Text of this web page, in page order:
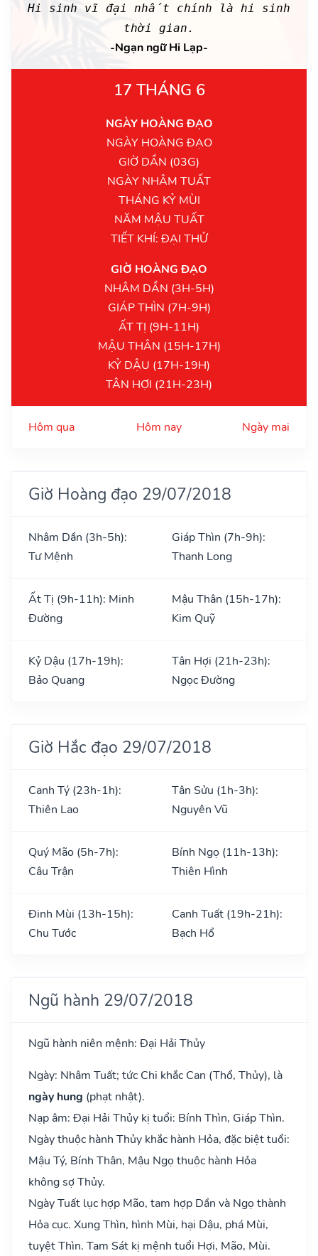
Hi sinh vĩ đại nhất chính là hi sinh
thời gian.
-Ngạn ngữ Hi Lạp-
17 THÁNG 6
NGÀY HOÀNG ĐẠO
NGÀY HOÀNG ĐẠO
GIỜ DẦN (03G)
NGÀY NHÂM TUẤT
THÁNG KỶ MÙI
NĂM MẬU TUẤT
TIẾT KHÍ: ĐẠI THỬ
GIỜ HOÀNG ĐẠO
NHÂM DẦN (3H-5H)
GIÁP THÌN (7H-9H)
ẤT TỊ (9H-11H)
MẬU THÂN (15H-17H)
KỶ DẬU (17H-19H)
TÂN HỢI (21H-23H)
Hôm qua Hôm nay Ngày mai
Giờ Hoàng đạo 29/07/2018
Nhâm Dần (3h-5h):
Tư Mệnh
Giáp Thìn (7h-9h):
Thanh Long
Ất Tị (9h-11h): Minh
Đường
Mậu Thân (15h-17h):
Kim Quỹ
Kỷ Dậu (17h-19h):
Bảo Quang
Tân Hợi (21h-23h):
Ngọc Đường
Giờ Hắc đạo 29/07/2018
Canh Tý (23h-1h):
Thiên Lao
Tân Sửu (1h-3h):
Nguyên Vũ
Quý Mão (5h-7h):
Câu Trận
Bính Ngọ (11h-13h):
Thiên Hình
Đinh Mùi (13h-15h):
Chu Tước
Canh Tuất (19h-21h):
Bạch Hổ
Ngũ hành 29/07/2018
Ngũ hành niên mệnh: Đại Hải Thủy
Ngày: Nhâm Tuất; tức Chi khắc Can (Thổ, Thủy), là
ngày hung (phạt nhật).
Nạp âm: Đại Hải Thủy kị tuổi: Bính Thìn, Giáp Thìn.
Ngày thuộc hành Thủy khắc hành Hỏa, đặc biệt tuổi:
Mậu Tý, Bính Thân, Mậu Ngọ thuộc hành Hỏa
không sợ Thủy.
Ngày Tuất lục hợp Mão, tam hợp Dần và Ngọ thành
Hỏa cục. Xung Thìn, hình Mùi, hại Dậu, phá Mùi,
tuyệt Thìn. Tam Sát kị mệnh tuổi Hợi, Mão, Mùi.